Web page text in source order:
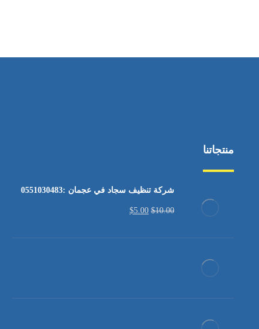
منتجاتنا
شركة تنظيف سجاد في عجمان :0551030483
$10.00
$5.00